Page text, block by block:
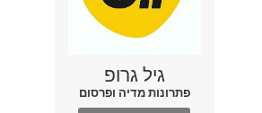
גיל גרופ
פתרונות מדיה ופרסום